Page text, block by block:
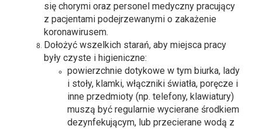
się chorymi oraz personel medyczny pracujący
z pacjentami podejrzewanymi o zakażenie
koronawirusem.
Dołożyć wszelkich starań, aby miejsca pracy
były czyste i higieniczne:
powierzchnie dotykowe w tym biurka, lady
i stoły, klamki, włączniki światła, poręcze i
inne przedmioty (np. telefony, klawiatury)
muszą być regularnie wycierane środkiem
dezynfekującym, lub przecierane wodą z